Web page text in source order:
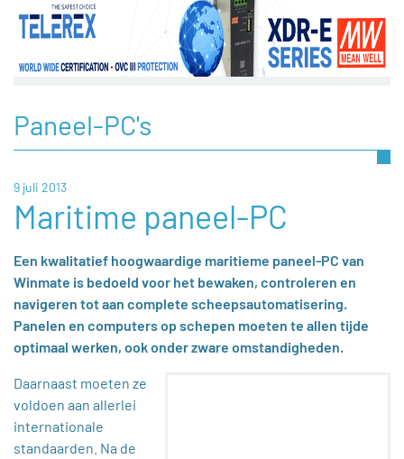
Paneel-PC's
9 juli 2013
Maritime paneel-PC
Een kwalitatief hoogwaardige maritieme paneel-PC van
Winmate is bedoeld voor het bewaken, controleren en
navigeren tot aan complete scheepsautomatisering.
Panelen en computers op schepen moeten te allen tijde
optimaal werken, ook onder zware omstandigheden.
Daarnaast moeten ze
voldoen aan allerlei
internationale
standaarden. Na de